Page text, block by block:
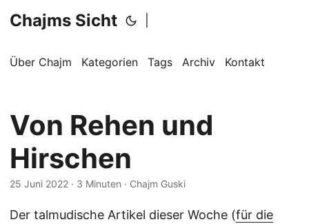
Chajms Sicht
Über Chajm Kategorien Tags Archiv Kontakt
Von Rehen und
Hirschen
25 Juni 2022 · 3 Minuten · Chajm Guski
Der talmudische Artikel dieser Woche (für die